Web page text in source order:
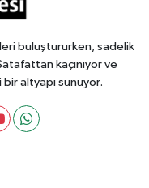
buluştururken, sadelik
kaçınıyor ve
altyapı sunuyor.